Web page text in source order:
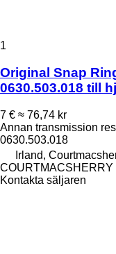
1
Original Snap
0630.503.018 till
7 € ≈ 76,74 kr
Annan transmission
0630.503.018
Irland,
COURTMACSHERRY
Kontakta säljaren